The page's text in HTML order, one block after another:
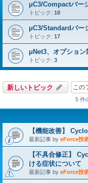
μC3/Compactバー
トピック: 18
μC3/Standardバー
トピック: 17
μNet3、オプショ
トピック: 3
新しいトピック
5 件
【機能改善】
最新記事 by eForce技
【不具合修正】
ける症状について
最新記事 by eForce技